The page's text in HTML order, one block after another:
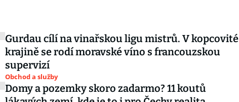
Gurdau cílí na vinařskou ligu mistrů. V kopcovité
krajině se rodí moravské víno s francouzskou
supervizí
Obchod a služby
Domy a pozemky skoro zadarmo? 11 koutů